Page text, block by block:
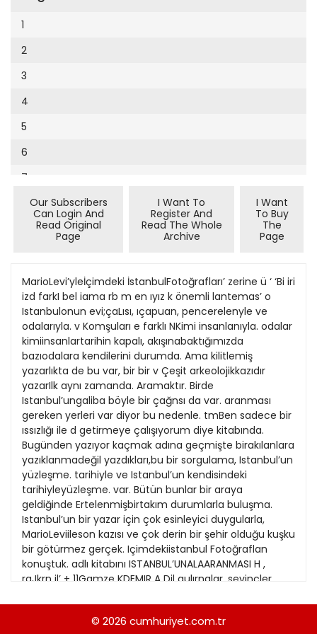
Cumhuriyet Sağlıklı Beslenme
Cumhuriyet Sokak
Cumhuriyet Spor
Cumhuriyet Strateji
Cumhuriyet Tarım
Cumhuriyet Yılbaşı
Çerçeve Eki
Dergi Eki
Ekonomi Eki
Evleniyoruz
Güney Dogu
Kitap Eki
Özel Ekler
Özel Okullar
Sevgililer Günü
Siyaset Eki
Sürdürülebilir yaşam
Turizm Eki
Yerel Yönetimler
1994
1991
1990
1989
1988
1987
1986
1985
1984
1983
1982
1981
1980
9
10
11
12
13
14
15
16
19
20
21
22
23
24
25
26
27
28
29
30
31
1
2
3
4
5
6
7
11
12
13
14
15
16
17
18
19
20
21
22
23
Our Subscribers
Can Login And
Read Original
Page
I Want To
Register And
Read The Whole
Archive
I Want
To Buy
The
Page
MarioLevi’yleİçimdeki İstanbulFotoğrafları’ zerine ü ‘ ‘Bi iri
izd farkI bel iama rb m en ıyız k önemli lantemas’ o
Istanbulonun evi;çaLısı, ıçapuan, pencerelenyle ve
odalarıyla. v Komşuları e farklı NKimi insanlanıyla. odalar
kimiinsanlartarihin kapalı, akışınabaktığımızda
bazıodalara kendilerini durumda. Ama kilitlemiş
yazarlıkta de bu var, bir bir v Çeşit arkeolojikkazıdır
yazarIlk aynı zamanda. Aramaktır. Birde
Istanbul’ungaliba böyle bir çağnsı da var. aranması
gereken yerleri var diyor bu nedenle. tmBen sadece bir
ıssızlığı ile d getirmeye çalışıyorum diye kitabında.
Bugünden yazıyor kaçmak adına geçmişte birakılanlara
yazıklanmadeğil yazdıkları,bu bir sorgulama, Istanbul’un
yüzleşme. tarihiyle ve Istanbul’un kendisindeki
tarihiyleyüzleşme. var. Bütün bunlar bir araya
geldiğinde Ertelenmişbirtakım durumlarla buluşma.
Istanbul’un bir yazar için çok esinleyici duygularla,
MarioLeviileson kazısı ve çok derin bir şehir olduğu kuşku
bir götürmez gerçek. Içimdekiistanbul Fotoğraflan
konuştuk. adlı kitabını ISTANBUL’UNALAARANMASI H ,
raJkrn il’ + 11Gamze KDEMIR A Dil gulırnalar. sevinçler,
duı’uhın sevgi, salınınış kırgınlık, bağlılık... Bütün bu
duvguların buluştuğu bir Istanbul var... Tüm fotoğ
© 2026 cumhuriyet.com.tr